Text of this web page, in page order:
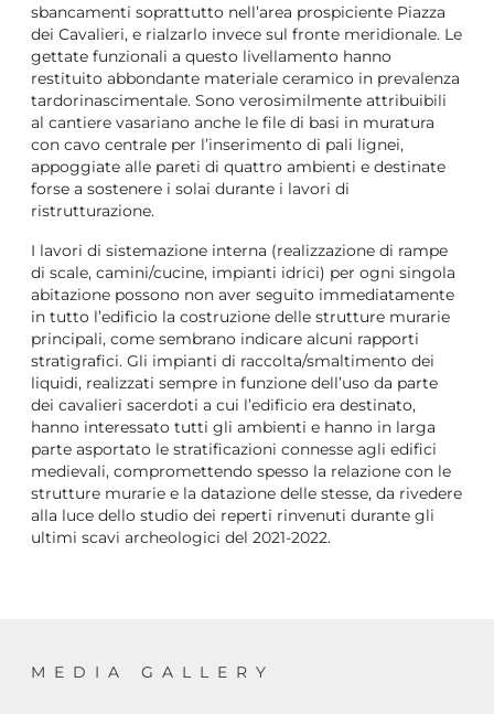
sbancamenti soprattutto nell’area prospiciente Piazza
dei Cavalieri, e rialzarlo invece sul fronte meridionale. Le
gettate funzionali a questo livellamento hanno
restituito abbondante materiale ceramico in prevalenza
tardorinascimentale. Sono verosimilmente attribuibili
al cantiere vasariano anche le file di basi in muratura
con cavo centrale per l’inserimento di pali lignei,
appoggiate alle pareti di quattro ambienti e destinate
forse a sostenere i solai durante i lavori di
ristrutturazione.
I lavori di sistemazione interna (realizzazione di rampe
di scale, camini/cucine, impianti idrici) per ogni singola
abitazione possono non aver seguito immediatamente
in tutto l’edificio la costruzione delle strutture murarie
principali, come sembrano indicare alcuni rapporti
stratigrafici. Gli impianti di raccolta/smaltimento dei
liquidi, realizzati sempre in funzione dell’uso da parte
dei cavalieri sacerdoti a cui l’edificio era destinato,
hanno interessato tutti gli ambienti e hanno in larga
parte asportato le stratificazioni connesse agli edifici
medievali, compromettendo spesso la relazione con le
strutture murarie e la datazione delle stesse, da rivedere
alla luce dello studio dei reperti rinvenuti durante gli
ultimi scavi archeologici del 2021-2022.
MEDIA GALLERY